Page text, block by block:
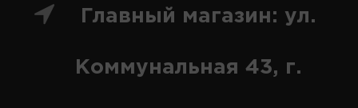
Главный магазин: ул.
Коммунальная 43, г.